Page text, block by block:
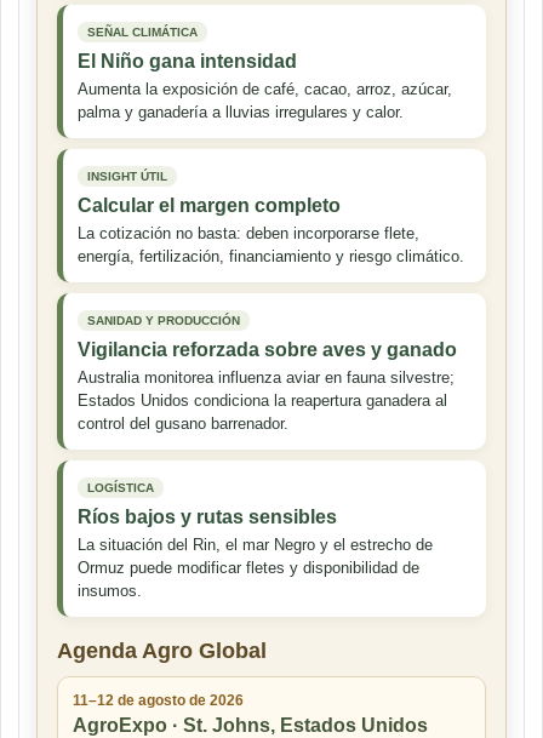
SEÑAL CLIMÁTICA
El Niño gana intensidad
Aumenta la exposición de café, cacao, arroz, azúcar,
palma y ganadería a lluvias irregulares y calor.
INSIGHT ÚTIL
Calcular el margen completo
La cotización no basta: deben incorporarse flete,
energía, fertilización, financiamiento y riesgo climático.
SANIDAD Y PRODUCCIÓN
Vigilancia reforzada sobre aves y ganado
Australia monitorea influenza aviar en fauna silvestre;
Estados Unidos condiciona la reapertura ganadera al
control del gusano barrenador.
LOGÍSTICA
Ríos bajos y rutas sensibles
La situación del Rin, el mar Negro y el estrecho de
Ormuz puede modificar fletes y disponibilidad de
insumos.
Agenda Agro Global
11–12 de agosto de 2026
AgroExpo · St. Johns, Estados Unidos